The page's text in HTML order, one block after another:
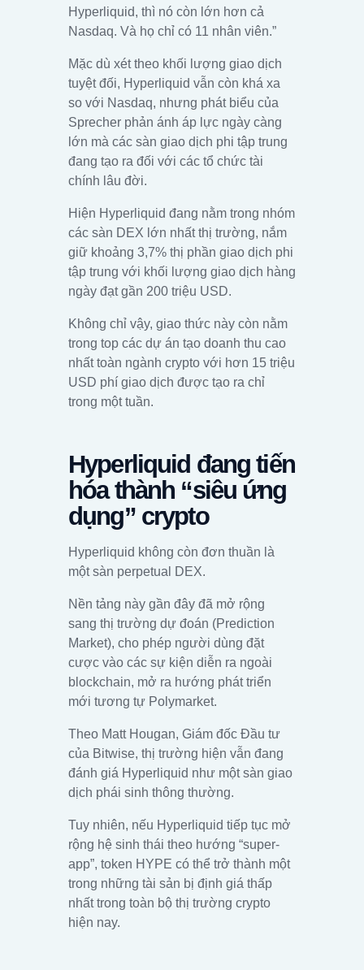
Hyperliquid, thì nó còn lớn hơn cả
Nasdaq. Và họ chỉ có 11 nhân viên.”
Mặc dù xét theo khối lượng giao dịch
tuyệt đối, Hyperliquid vẫn còn khá xa
so với Nasdaq, nhưng phát biểu của
Sprecher phản ánh áp lực ngày càng
lớn mà các sàn giao dịch phi tập trung
đang tạo ra đối với các tổ chức tài
chính lâu đời.
Hiện Hyperliquid đang nằm trong nhóm
các sàn DEX lớn nhất thị trường, nắm
giữ khoảng 3,7% thị phần giao dịch phi
tập trung với khối lượng giao dịch hàng
ngày đạt gần 200 triệu USD.
Không chỉ vậy, giao thức này còn nằm
trong top các dự án tạo doanh thu cao
nhất toàn ngành crypto với hơn 15 triệu
USD phí giao dịch được tạo ra chỉ
trong một tuần.
Hyperliquid đang tiến
hóa thành “siêu ứng
dụng” crypto
Hyperliquid không còn đơn thuần là
một sàn perpetual DEX.
Nền tảng này gần đây đã mở rộng
sang thị trường dự đoán (Prediction
Market), cho phép người dùng đặt
cược vào các sự kiện diễn ra ngoài
blockchain, mở ra hướng phát triển
mới tương tự Polymarket.
Theo Matt Hougan, Giám đốc Đầu tư
của Bitwise, thị trường hiện vẫn đang
đánh giá Hyperliquid như một sàn giao
dịch phái sinh thông thường.
Tuy nhiên, nếu Hyperliquid tiếp tục mở
rộng hệ sinh thái theo hướng “super-
app”, token HYPE có thể trở thành một
trong những tài sản bị định giá thấp
nhất trong toàn bộ thị trường crypto
hiện nay.